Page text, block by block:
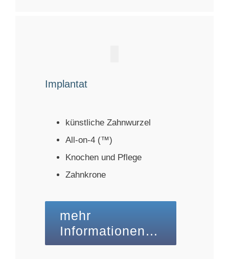
Implantat
künstliche Zahnwurzel
All-on-4 (™)
Knochen und Pflege
Zahnkrone
mehr
Informationen…